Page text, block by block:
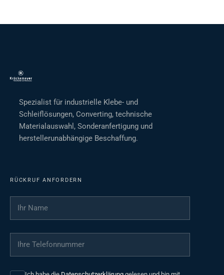
Spezialist für industrielle Klebe- und
Schleiflösungen, Converting, technische
Materialauswahl, Sonderanfertigung und
herstellerunabhängige Beschaffung.
RÜCKRUF ANFORDERN
Ihr Name
Ihre Telefonnummer